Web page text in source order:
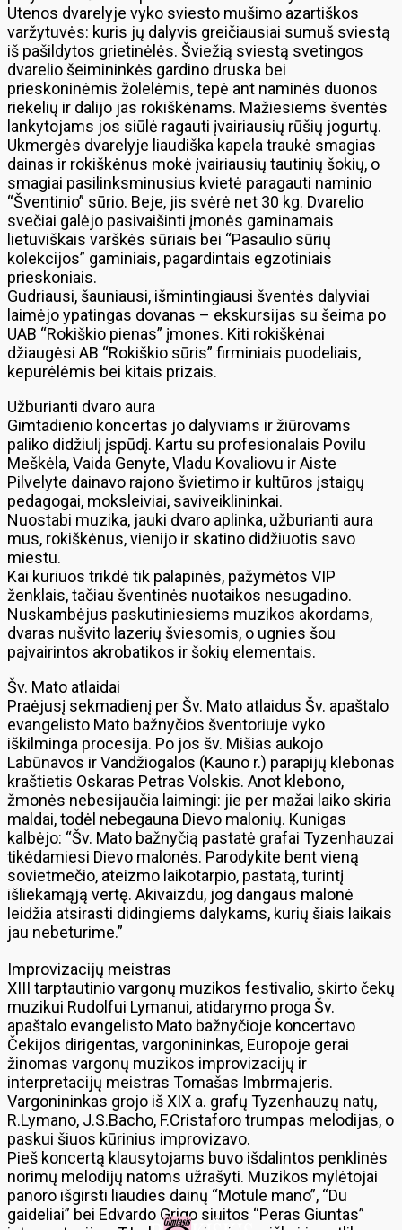
Utenos dvarelyje vyko sviesto mušimo azartiškos
varžytuvės: kuris jų dalyvis greičiausiai sumuš sviestą
iš pašildytos grietinėlės. Šviežią sviestą svetingos
dvarelio šeimininkės gardino druska bei
prieskoninėmis žolelėmis, tepė ant naminės duonos
riekelių ir dalijo jas rokiškėnams. Mažiesiems šventės
lankytojams jos siūlė ragauti įvairiausių rūšių jogurtų.
Ukmergės dvarelyje liaudiška kapela traukė smagias
dainas ir rokiškėnus mokė įvairiausių tautinių šokių, o
smagiai pasilinksminusius kvietė paragauti naminio
“Šventinio” sūrio. Beje, jis svėrė net 30 kg. Dvarelio
svečiai galėjo pasivaišinti įmonės gaminamais
lietuviškais varškės sūriais bei “Pasaulio sūrių
kolekcijos” gaminiais, pagardintais egzotiniais
prieskoniais.
Gudriausi, šauniausi, išmintingiausi šventės dalyviai
laimėjo ypatingas dovanas – ekskursijas su šeima po
UAB “Rokiškio pienas” įmones. Kiti rokiškėnai
džiaugėsi AB “Rokiškio sūris” firminiais puodeliais,
kepurėlėmis bei kitais prizais.
Užburianti dvaro aura
Gimtadienio koncertas jo dalyviams ir žiūrovams
paliko didžiulį įspūdį. Kartu su profesionalais Povilu
Meškėla, Vaida Genyte, Vladu Kovaliovu ir Aiste
Pilvelyte dainavo rajono švietimo ir kultūros įstaigų
pedagogai, moksleiviai, saviveiklininkai.
Nuostabi muzika, jauki dvaro aplinka, užburianti aura
mus, rokiškėnus, vienijo ir skatino didžiuotis savo
miestu.
Kai kuriuos trikdė tik palapinės, pažymėtos VIP
ženklais, tačiau šventinės nuotaikos nesugadino.
Nuskambėjus paskutiniesiems muzikos akordams,
dvaras nušvito lazerių šviesomis, o ugnies šou
paįvairintos akrobatikos ir šokių elementais.
Šv. Mato atlaidai
Praėjusį sekmadienį per Šv. Mato atlaidus Šv. apaštalo
evangelisto Mato bažnyčios šventoriuje vyko
iškilminga procesija. Po jos šv. Mišias aukojo
Labūnavos ir Vandžiogalos (Kauno r.) parapijų klebonas
kraštietis Oskaras Petras Volskis. Anot klebono,
žmonės nebesijaučia laimingi: jie per mažai laiko skiria
maldai, todėl nebegauna Dievo malonių. Kunigas
kalbėjo: “Šv. Mato bažnyčią pastatė grafai Tyzenhauzai
tikėdamiesi Dievo malonės. Parodykite bent vieną
sovietmečio, ateizmo laikotarpio, pastatą, turintį
išliekamąją vertę. Akivaizdu, jog dangaus malonė
leidžia atsirasti didingiems dalykams, kurių šiais laikais
jau nebeturime.”
Improvizacijų meistras
XIII tarptautinio vargonų muzikos festivalio, skirto čekų
muzikui Rudolfui Lymanui, atidarymo proga Šv.
apaštalo evangelisto Mato bažnyčioje koncertavo
Čekijos dirigentas, vargonininkas, Europoje gerai
žinomas vargonų muzikos improvizacijų ir
interpretacijų meistras Tomašas Imbrmajeris.
Vargonininkas grojo iš XIX a. grafų Tyzenhauzų natų,
R.Lymano, J.S.Bacho, F.Cristaforo trumpas melodijas, o
paskui šiuos kūrinius improvizavo.
Pieš koncertą klausytojams buvo išdalintos penklinės
norimų melodijų natoms užrašyti. Muzikos mylėtojai
panoro išgirsti liaudies dainų “Motule mano”, “Du
gaideliai” bei Edvardo Grigo siuitos “Peras Giuntas”